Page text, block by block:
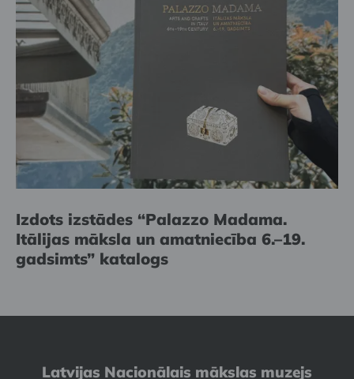
Izdots izstādes “Palazzo Madama.
Itālijas māksla un amatniecība 6.–19.
gadsimts” katalogs
Latvijas Nacionālais mākslas muzejs